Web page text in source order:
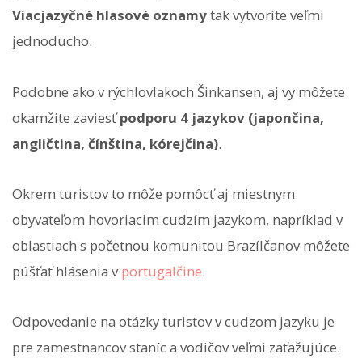
Viacjazyčné hlasové oznamytak vytvoríte veľmi
jednoducho.
Podobne ako v rýchlovlakoch Šinkansen, aj vy môžete
okamžite zaviesťpodporu 4 jazykov (japončina,
angličtina, čínština, kórejčina).
Okrem turistov to môže pomôcť aj miestnym
obyvateľom hovoriacim cudzím jazykom, napríklad v
oblastiach s početnou komunitou Brazílčanov môžete
púšťať hlásenia vportugalčine.
Odpovedanie na otázky turistov v cudzom jazyku je
pre zamestnancov staníc a vodičov veľmi zaťažujúce.